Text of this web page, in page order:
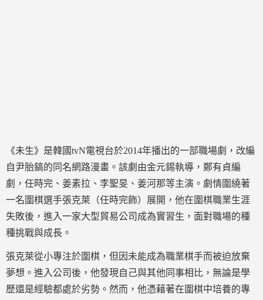
《未生》是韓國tvN電視台於2014年播出的一部職場劇，改編
自尹胎鎬的同名網路漫畫。該劇由金元錫執導，鄭有貞編
劇，任時完、姜素拉、李聖旻、姜河那等主演。劇情圍繞著
一名圍棋選手張克萊（任時完飾）展開，他在圍棋職業生涯
失敗後，進入一家大型貿易公司成為實習生，面對職場的種
種挑戰與成長。
張克萊從小專注於圍棋，但因未能成為職業棋手而被迫放棄
夢想。進入公司後，他發現自己與其他同事相比，無論是學
歷還是經驗都處於劣勢。然而，他憑藉著在圍棋中培養的專